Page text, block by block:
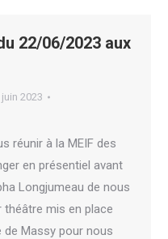
22/06/2023 aux
2023
réunir à la MEIF des
en présentiel avant
Longjumeau de nous
théâtre mis en place
de Massy pour nous